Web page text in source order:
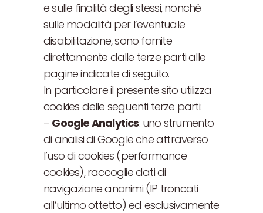
e sulle finalità degli stessi, nonché
sulle modalità per l’eventuale
disabilitazione, sono fornite
direttamente dalle terze parti alle
pagine indicate di seguito.
In particolare il presente sito utilizza
cookies delle seguenti terze parti:
– Google Analytics: uno strumento
di analisi di Google che attraverso
l’uso di cookies (performance
cookies), raccoglie dati di
navigazione anonimi (IP troncati
all’ultimo ottetto) ed esclusivamente